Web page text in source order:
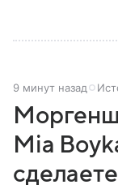
9 минут назад
Mia